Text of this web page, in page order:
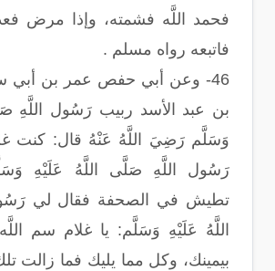
فحمد اللَّه فشمته، وإذا مرض
فاتبعه رواه مسلم .
46- وعن أبي حفص عمر بن أبي
بن عبد الأسد ربيب رَسُول اللَّهِ
وَسَلَّم رَضِيَ اللَّهُ عَنْهُ قال: كنت
رَسُول اللَّهِ صَلَّى اللَّهُ عَلَيْهِ
تطيش في الصحفة فقال لي
اللَّهُ عَلَيْهِ وَسَلَّم: يا غلام سم
بيمينك، وكل مما يليك فما زالت